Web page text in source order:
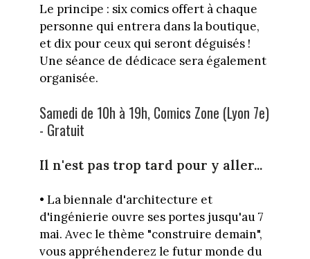
Le principe : six comics offert à chaque
personne qui entrera dans la boutique,
et dix pour ceux qui seront déguisés !
Une séance de dédicace sera également
organisée.
Samedi de 10h à 19h, Comics Zone (Lyon 7e)
- Gratuit
Il n'est pas trop tard pour y aller...
• La biennale d'architecture et
d'ingénierie ouvre ses portes jusqu'au 7
mai. Avec le thème "construire demain",
vous appréhenderez le futur monde du